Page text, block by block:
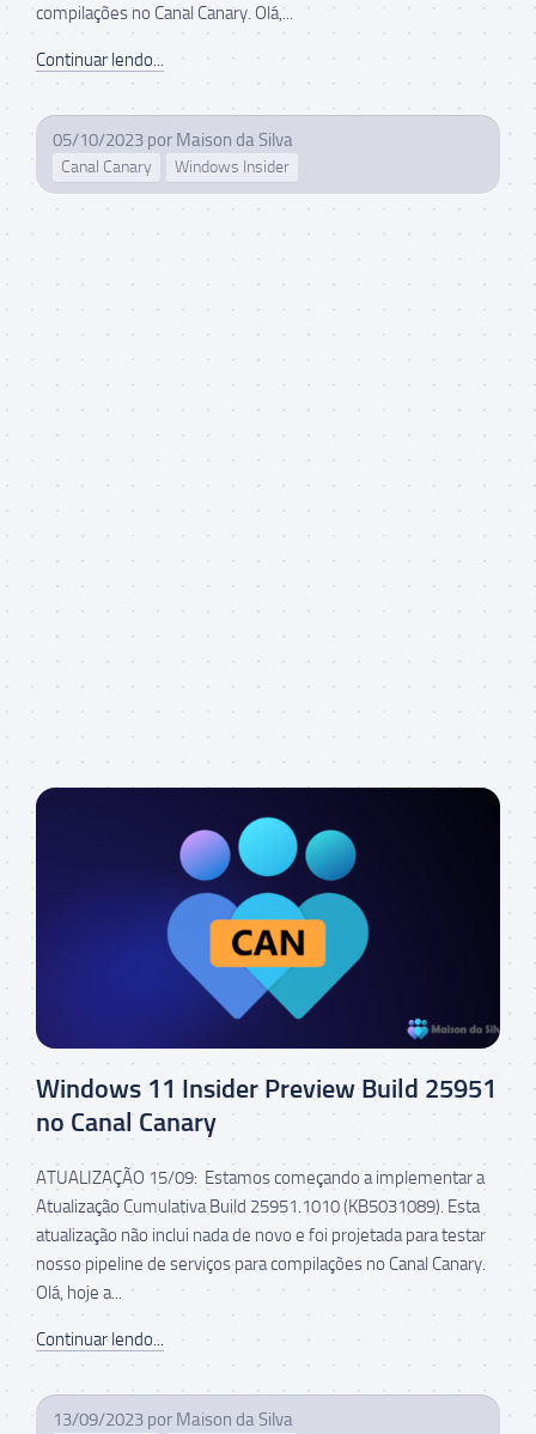
compilações no Canal Canary. Olá,...
Continuar lendo...
05/10/2023 por Maison da Silva
Canal Canary Windows Insider
Windows 11 Insider Preview Build 25951
no Canal Canary
ATUALIZAÇÃO 15/09: Estamos começando a implementar a
Atualização Cumulativa Build 25951.1010 (KB5031089). Esta
atualização não inclui nada de novo e foi projetada para testar
nosso pipeline de serviços para compilações no Canal Canary.
Olá, hoje a...
Continuar lendo...
13/09/2023 por Maison da Silva